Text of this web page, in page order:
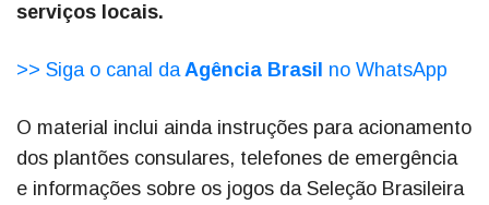
serviços locais.
>> Siga o canal daAgência Brasil no WhatsApp
O material inclui ainda instruções para acionamento
dos plantões consulares, telefones de emergência
e informações sobre os jogos da Seleção Brasileira